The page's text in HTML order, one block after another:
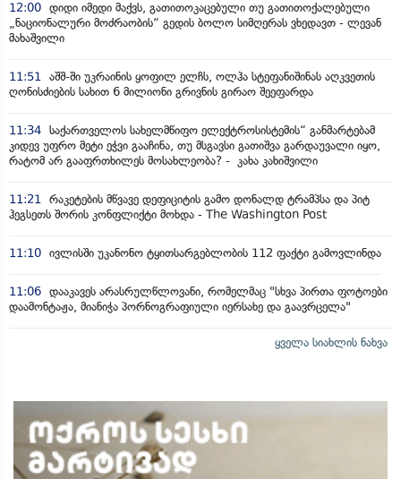
12:00 დიდი იმედი მაქვს, გათითოკაცებული თუ გათითოქალებული
„ნაციონალური მოძრაობის“ გედის ბოლო სიმღერას ვხედავთ - ლევან
მახაშვილი
11:51 აშშ-ში უკრაინის ყოფილ ელჩს, ოლჰა სტეფანიშინას აღკვეთის
ღონისძიების სახით 6 მილიონი გრივნის გირაო შეეფარდა
11:34 საქართველოს სახელმწიფო ელექტროსისტემის“ განმარტებამ
კიდევ უფრო მეტი ეჭვი გააჩინა, თუ მსგავსი გათიშვა გარდაუვალი იყო,
რატომ არ გააფრთხილეს მოსახლეობა? - კახა კახიშვილი
11:21 რაკეტების მწვავე დეფიციტის გამო დონალდ ტრამპსა და პიტ
ჰეგსეთს შორის კონფლიქტი მოხდა - The Washington Post
11:10 ივლისში უკანონო ტყითსარგებლობის 112 ფაქტი გამოვლინდა
11:06 დააკავეს არასრულწლოვანი, რომელმაც "სხვა პირთა ფოტოები
დაამონტაჟა, მიანიჭა პორნოგრაფიული იერსახე და გაავრცელა"
ყველა სიახლის ნახვა